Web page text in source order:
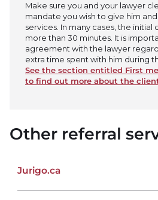
Make sure you and your lawyer
mandate you wish to give him
services. In many cases, the initial
more than 30 minutes. It is
agreement with the lawyer
extra time spent with him during
See the section entitled First
to find out more about the
Other referral
Jurigo.ca